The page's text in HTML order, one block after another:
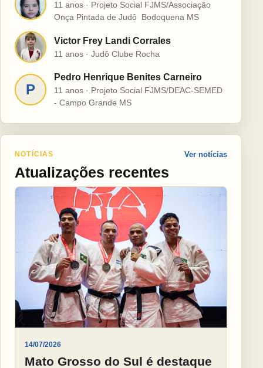
H
11 anos · Projeto Social FJMS/Associação
Onça Pintada de Judô  Bodoquena MS
V Victor Frey Landi Corrales
11 anos · Judô Clube Rocha
P
Pedro Henrique Benites Carneiro
11 anos · Projeto Social FJMS/DEAC-SEMED
- Campo Grande MS
NOTÍCIAS
Atualizações recentes
Ver notícias
14/07/2026
Mato Grosso do Sul é destaque